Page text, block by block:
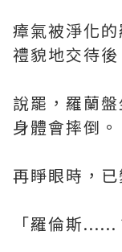
瘴氣被淨化
禮貌地交待
說罷，羅蘭
身體會摔倒。
再睜眼時，
「羅倫斯......